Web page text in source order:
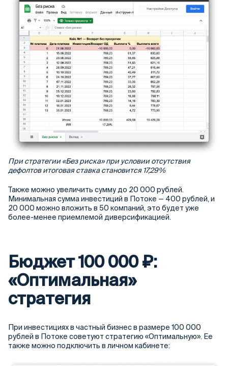
При стратегии «Без риска» при условии отсутствия
дефолтов итоговая ставка становится 17,29%
Также можно увеличить сумму до 20 000 рублей.
Минимальная сумма инвестиций в Потоке — 400 рублей, и
20 000 можно вложить в 50 компаний, это будет уже
более-менее приемлемой диверсификацией.
Бюджет 100 000 ₽:
«Оптимальная»
стратегия
При инвестициях в частный бизнес в размере 100 000
рублей в Потоке советуют стратегию «Оптимальную». Ее
также можно подключить в личном кабинете: